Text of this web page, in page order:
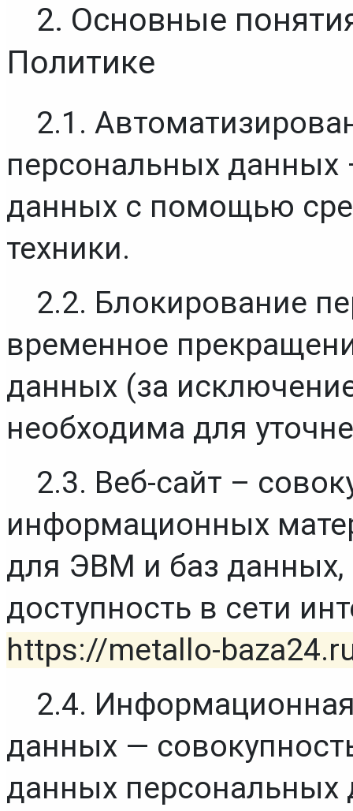
2. Основные
Политике
2.1.
персональных данных
данных с помощью
техники.
2.2. Блокирование
временное
данных (за
необходима для
2.3. Веб-сайт –
информационных
для ЭВМ и баз
https://metallo-
2.4.
данных —
данных